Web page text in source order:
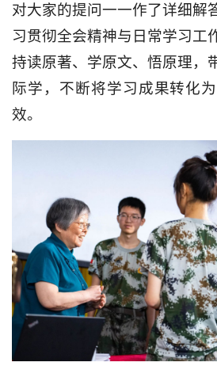
对大家的提问一一作了详细解
习贯彻全会精神与日常学习工
持读原著、学原文、悟原理，
际学，不断将学习成果转化
效。